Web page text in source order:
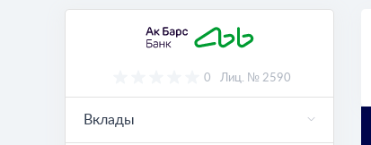
0 Лиц. № 2590
Вклады